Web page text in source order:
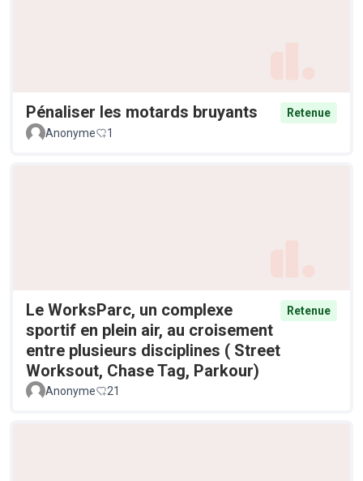
Pénaliser les motards bruyants
Retenue
Anonyme
1
Le WorksParc, un complexe
sportif en plein air, au croisement
entre plusieurs disciplines ( Street
Worksout, Chase Tag, Parkour)
Retenue
Anonyme 21